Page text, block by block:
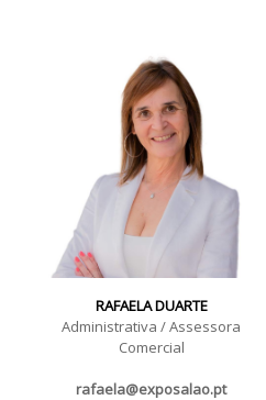
RAFAELA DUARTE
Administrativa / Assessora
Comercial
rafaela@exposalao.pt